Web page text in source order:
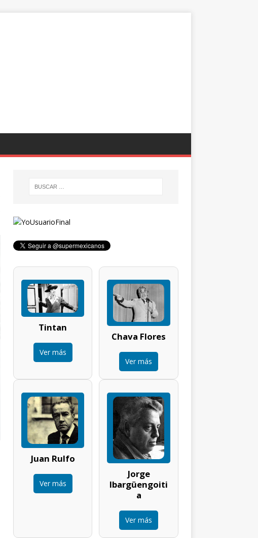
Tintan
Ver más
Chava Flores
Ver más
Juan Rulfo
Ver más
Jorge
Ibargüengoiti
a
Ver más